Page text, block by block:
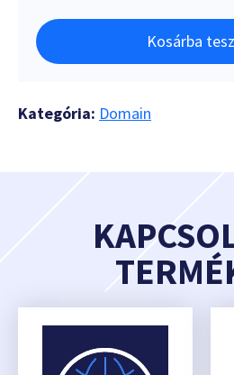
Kosárba
Kategória: Domain